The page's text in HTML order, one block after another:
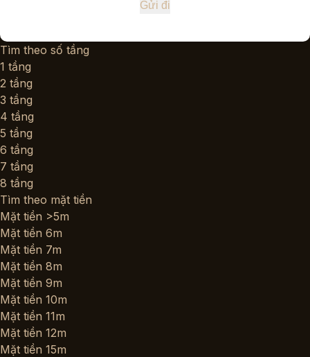
Tìm theo số tầng
1 tầng
2 tầng
3 tầng
4 tầng
5 tầng
6 tầng
7 tầng
8 tầng
Tìm theo mặt tiền
Mặt tiền >5m
Mặt tiền 6m
Mặt tiền 7m
Mặt tiền 8m
Mặt tiền 9m
Mặt tiền 10m
Mặt tiền 11m
Mặt tiền 12m
Mặt tiền 15m